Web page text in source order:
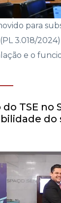
para
3.018/
e o
TSE no
do